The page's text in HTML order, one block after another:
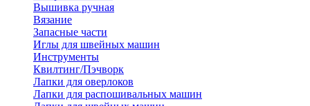
Вышивка ручная
Вязание
Запасные части
Иглы для швейных машин
Инструменты
Квилтинг/Пэчворк
Лапки для оверлоков
Лапки для распошивальных машин